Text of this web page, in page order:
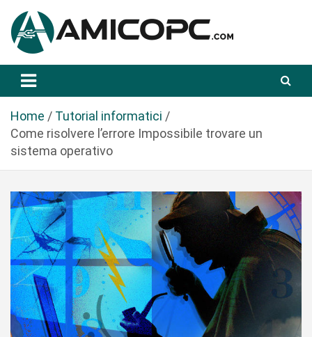
a
Amicopc.com
Home
Tutorial informatici
Come risolvere l’errore Impossibile trovare un
sistema operativo